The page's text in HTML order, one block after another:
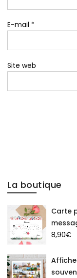
E-mail *
Site web
La boutique
Carte
8,90€